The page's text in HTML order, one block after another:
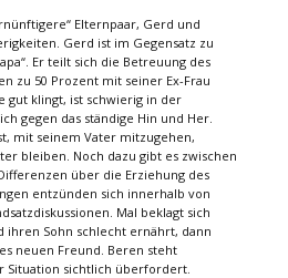
Elternpaar, Gerd und
Gerd ist im Gegensatz zu
Er teilt sich die Betreuung des
zu 50 Prozent mit seiner Ex-Frau
gut klingt, ist schwierig in der
gegen das ständige Hin und Her.
mit seinem Vater mitzugehen,
bleiben. Noch dazu gibt es zwischen
über die Erziehung des
entzünden sich innerhalb von
Mal beklagt sich
ihren Sohn schlecht ernährt, dann
neuen Freund. Beren steht
Situation sichtlich überfordert.